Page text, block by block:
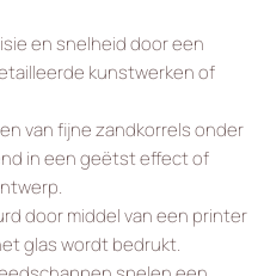
en snelheid door een
kunstwerken of
van fijne zandkorrels onder
in een geëtst effect of
door middel van een printer
glas wordt bedrukt.